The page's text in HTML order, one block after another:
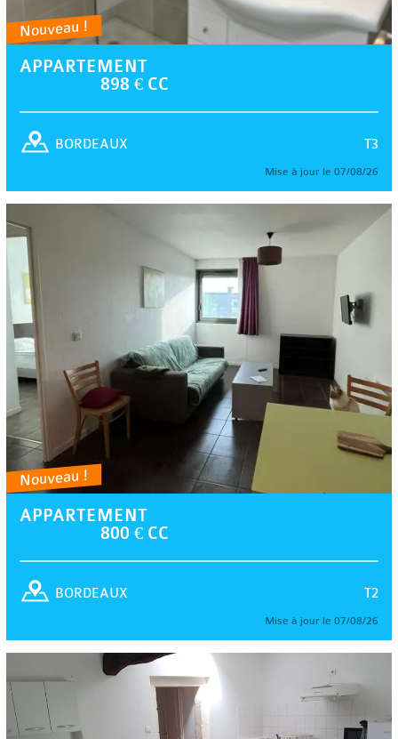
Nouveau !
APPARTEMENT
898 € CC
T3
BORDEAUX
Mise à jour le 07/08/26
Nouveau !
APPARTEMENT
800 € CC
T2
BORDEAUX
Mise à jour le 07/08/26